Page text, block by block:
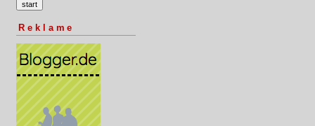
Reklame